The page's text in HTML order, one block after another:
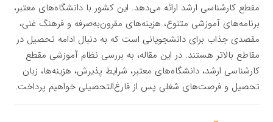
مقطع کارشناسی ارشد ارائه می‌دهد. این کشور با دانشگاه‌های معتبر،
برنامه‌های آموزشی متنوع، هزینه‌های مقرون‌به‌صرفه و فرهنگ غنی،
مقصدی جذاب برای دانشجویانی است که به دنبال ادامه تحصیل در
مقاطع بالاتر هستند. در این مقاله، به بررسی نظام آموزشی مقطع
کارشناسی ارشد، دانشگاه‌های معتبر، شرایط پذیرش، هزینه‌ها، زبان
تحصیل و فرصت‌های شغلی پس از فارغ‌التحصیلی خواهیم پرداخت.